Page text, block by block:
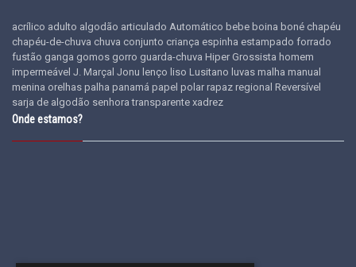
acrílico adulto algodão articulado Automático bebe boina boné chapéu
chapéu-de-chuva chuva conjunto criança espinha estampado forrado
fustão ganga gomos gorro guarda-chuva Hiper Grossista homem
impermeável J. Marçal Jonu lenço liso Lusitano luvas malha manual
menina orelhas palha panamá papel polar rapaz regional Reversível
sarja de algodão senhora transparente xadrez
Onde estamos?